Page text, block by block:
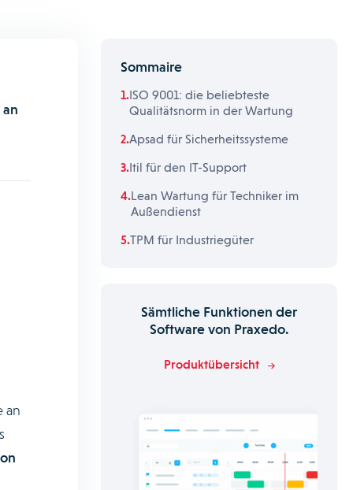
an
Sommaire
ISO 9001: die beliebteste
Qualitätsnorm in der Wartung
Apsad für Sicherheitssysteme
Itil für den IT-Support
Lean Wartung für Techniker im
Außendienst
TPM für Industriegüter
Sämtliche Funktionen der
Software von Praxedo.
Produktübersicht